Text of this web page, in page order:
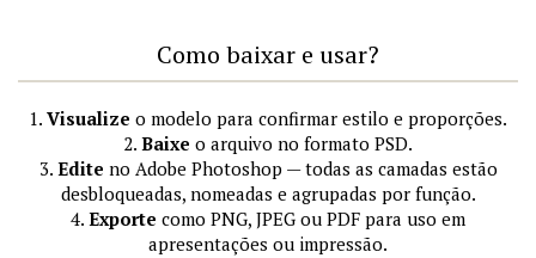
Como baixar e usar?
1. Visualize o modelo para confirmar estilo e proporções.
2. Baixe o arquivo no formato PSD.
3. Edite no Adobe Photoshop — todas as camadas estão
desbloqueadas, nomeadas e agrupadas por função.
4. Exporte como PNG, JPEG ou PDF para uso em
apresentações ou impressão.